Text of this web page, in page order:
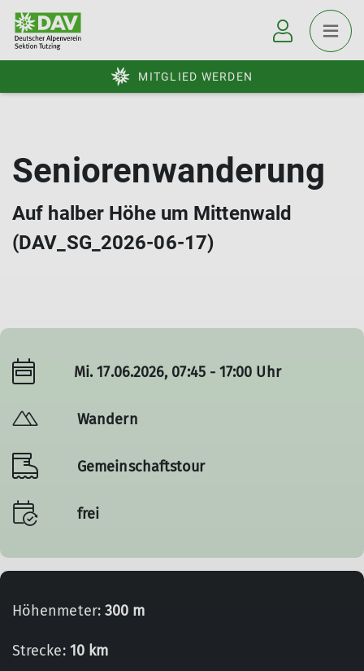
MITGLIED WERDEN
Seniorenwanderung
Auf halber Höhe um Mittenwald
(DAV_SG_2026-06-17)
Mi. 17.06.2026, 07:45 - 17:00 Uhr
Wandern
Gemeinschaftstour
frei
Höhenmeter: 300 m
Strecke: 10 km